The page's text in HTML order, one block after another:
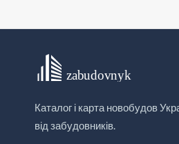
Каталог і карта новобудов
від забудовників.